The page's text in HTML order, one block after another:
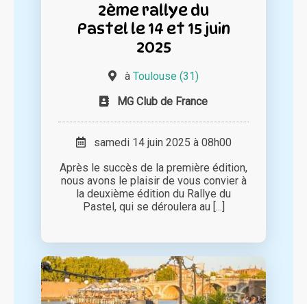
2ème rallye du
Pastel le 14 et 15 juin
2025
à Toulouse (31)
MG Club de France
samedi 14 juin 2025 à 08h00
Après le succès de la première édition,
nous avons le plaisir de vous convier à
la deuxième édition du Rallye du
Pastel, qui se déroulera au [...]